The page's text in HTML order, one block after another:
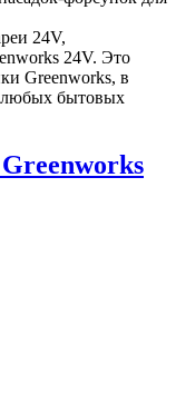
24V,
24V. Это
Greenworks, в
любых бытовых